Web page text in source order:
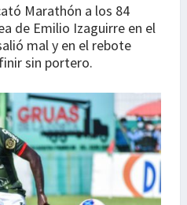
Marathón a los 84
de Emilio Izaguirre en el
mal y en el rebote
sin portero.